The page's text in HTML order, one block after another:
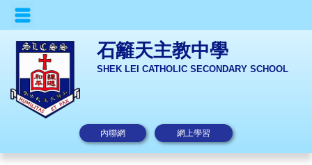
石籬天主教中學
SHEK LEI CATHOLIC SECONDARY SCHOOL
內聯網 網上學習